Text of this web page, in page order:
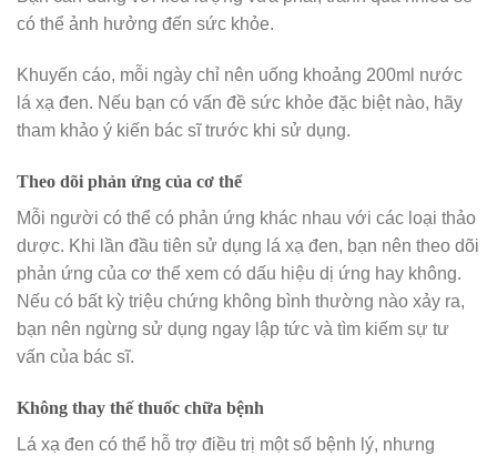
có thể ảnh hưởng đến sức khỏe.
Khuyến cáo, mỗi ngày chỉ nên uống khoảng 200ml nước
lá xạ đen. Nếu bạn có vấn đề sức khỏe đặc biệt nào, hãy
tham khảo ý kiến bác sĩ trước khi sử dụng.
Theo dõi phản ứng của cơ thể
Mỗi người có thể có phản ứng khác nhau với các loại thảo
dược. Khi lần đầu tiên sử dụng lá xạ đen, bạn nên theo dõi
phản ứng của cơ thể xem có dấu hiệu dị ứng hay không.
Nếu có bất kỳ triệu chứng không bình thường nào xảy ra,
bạn nên ngừng sử dụng ngay lập tức và tìm kiếm sự tư
vấn của bác sĩ.
Không thay thế thuốc chữa bệnh
Lá xạ đen có thể hỗ trợ điều trị một số bệnh lý, nhưng